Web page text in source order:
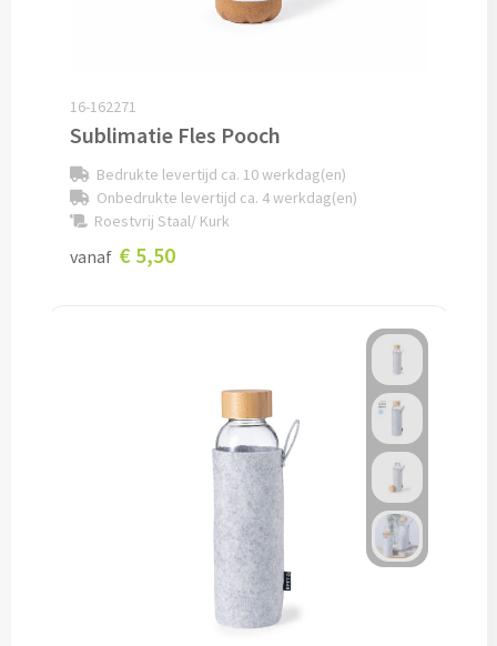
Papier- & Memohouders bedrukken
Pennenhouders bedrukken
Overige bureau artikelen
Paraplu's & Poncho's
Automatische paraplu's bedrukken
Stormparaplu's bedrukken
Opvouwbare paraplu's bedrukken
Golfparaplu's bedrukken
16-162271
Sublimatie Fles Pooch
Bedrukte levertijd ca. 10 werkdag(en)
Onbedrukte levertijd ca. 4 werkdag(en)
Roestvrij Staal/ Kurk
vanaf € 5,50